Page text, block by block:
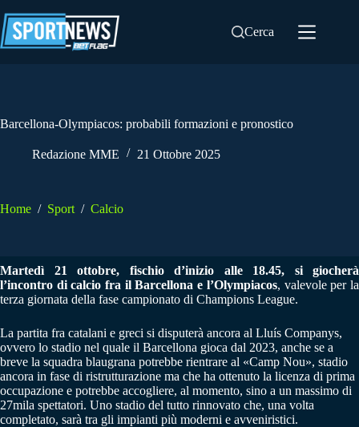
al
contenuto
Cerca
Barcellona-Olympiacos: probabili formazioni e pronostico
Redazione MME 21 Ottobre 2025
Home / Sport / Calcio
Martedì 21 ottobre, fischio d’inizio alle 18.45, si giocherà
l’incontro di calcio fra il Barcellona e l’Olympiacos, valevole per la
terza giornata della fase campionato di Champions League.
La partita fra catalani e greci si disputerà ancora al Lluís Companys,
ovvero lo stadio nel quale il Barcellona gioca dal 2023, anche se a
breve la squadra blaugrana potrebbe rientrare al «Camp Nou», stadio
ancora in fase di ristrutturazione ma che ha ottenuto la licenza di prima
occupazione e potrebbe accogliere, al momento, sino a un massimo di
27mila spettatori. Uno stadio del tutto rinnovato che, una volta
completato, sarà tra gli impianti più moderni e avveniristici.